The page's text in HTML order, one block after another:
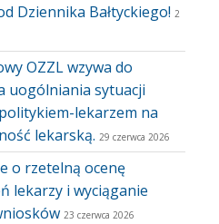
Dziennika Bałtyckiego! 2
OZZL wzywa do
uogólniania sytuacji
lekarzem na
lekarską. 29 czerwca 2026
o rzetelną ocenę
lekarzy i wyciąganie
23 czerwca 2026